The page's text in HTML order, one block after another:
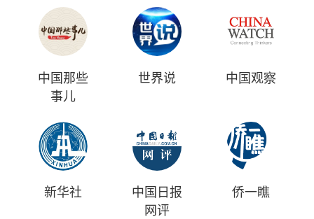
中国那些
事儿
世界说 中国观察
新华社
中国日报
网评
侨一瞧